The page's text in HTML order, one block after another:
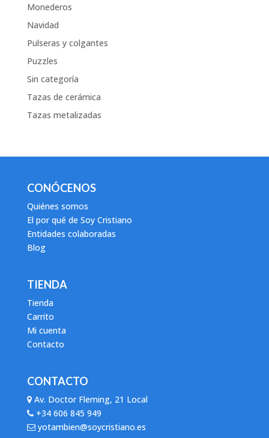
Monederos
Navidad
Pulseras y colgantes
Puzzles
Sin categoría
Tazas de cerámica
Tazas metalizadas
CONÓCENOS
Quiénes somos
El por qué de Soy Cristiano
Entidades colaboradas
Blog
TIENDA
Tienda
Carrito
Mi cuenta
Contacto
CONTACTO
Av. Doctor Fleming, 21 Local
+34 606 845 949
yotambien@soycristiano.es